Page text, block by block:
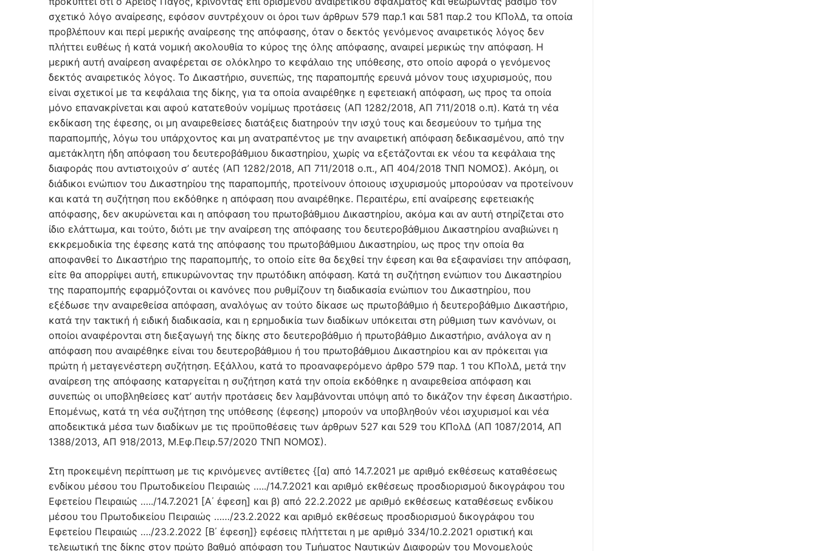
σχετικό λόγο αναίρεσης, εφόσον συντρέχουν οι όροι των άρθρων 579 παρ.1 και 581 παρ.2 του ΚΠολΔ, τα οποία
προβλέπουν και περί μερικής αναίρεσης της απόφασης, όταν ο δεκτός γενόμενος αναιρετικός λόγος δεν
πλήττει ευθέως ή κατά νομική ακολουθία το κύρος της όλης απόφασης, αναιρεί μερικώς την απόφαση. Η
μερική αυτή αναίρεση αναφέρεται σε ολόκληρο το κεφάλαιο της υπόθεσης, στο οποίο αφορά ο γενόμενος
δεκτός αναιρετικός λόγος. Το Δικαστήριο, συνεπώς, της παραπομπής ερευνά μόνον τους ισχυρισμούς, που
είναι σχετικοί με τα κεφάλαια της δίκης, για τα οποία αναιρέθηκε η εφετειακή απόφαση, ως προς τα οποία
μόνο επανακρίνεται και αφού κατατεθούν νομίμως προτάσεις (ΑΠ 1282/2018, ΑΠ 711/2018 ο.π). Κατά τη νέα
εκδίκαση της έφεσης, οι μη αναιρεθείσες διατάξεις διατηρούν την ισχύ τους και δεσμεύουν το τμήμα της
παραπομπής, λόγω του υπάρχοντος και μη ανατραπέντος με την αναιρετική απόφαση δεδικασμένου, από την
αμετάκλητη ήδη απόφαση του δευτεροβάθμιου δικαστηρίου, χωρίς να εξετάζονται εκ νέου τα κεφάλαια της
διαφοράς που αντιστοιχούν σ’ αυτές (ΑΠ 1282/2018, ΑΠ 711/2018 ο.π., ΑΠ 404/2018 ΤΝΠ ΝΟΜΟΣ). Ακόμη, οι
διάδικοι ενώπιον του Δικαστηρίου της παραπομπής, προτείνουν όποιους ισχυρισμούς μπορούσαν να προτείνουν
και κατά τη συζήτηση που εκδόθηκε η απόφαση που αναιρέθηκε. Περαιτέρω, επί αναίρεσης εφετειακής
απόφασης, δεν ακυρώνεται και η απόφαση του πρωτοβάθμιου Δικαστηρίου, ακόμα και αν αυτή στηρίζεται στο
ίδιο ελάττωμα, και τούτο, διότι με την αναίρεση της απόφασης του δευτεροβάθμιου Δικαστηρίου αναβιώνει η
εκκρεμοδικία της έφεσης κατά της απόφασης του πρωτοβάθμιου Δικαστηρίου, ως προς την οποία θα
αποφανθεί το Δικαστήριο της παραπομπής, το οποίο είτε θα δεχθεί την έφεση και θα εξαφανίσει την απόφαση,
είτε θα απορρίψει αυτή, επικυρώνοντας την πρωτόδικη απόφαση. Κατά τη συζήτηση ενώπιον του Δικαστηρίου
της παραπομπής εφαρμόζονται οι κανόνες που ρυθμίζουν τη διαδικασία ενώπιον του Δικαστηρίου, που
εξέδωσε την αναιρεθείσα απόφαση, αναλόγως αν τούτο δίκασε ως πρωτοβάθμιο ή δευτεροβάθμιο Δικαστήριο,
κατά την τακτική ή ειδική διαδικασία, και η ερημοδικία των διαδίκων υπόκειται στη ρύθμιση των κανόνων, οι
οποίοι αναφέρονται στη διεξαγωγή της δίκης στο δευτεροβάθμιο ή πρωτοβάθμιο Δικαστήριο, ανάλογα αν η
απόφαση που αναιρέθηκε είναι του δευτεροβάθμιου ή του πρωτοβάθμιου Δικαστηρίου και αν πρόκειται για
πρώτη ή μεταγενέστερη συζήτηση. Εξάλλου, κατά το προαναφερόμενο άρθρο 579 παρ. 1 του ΚΠολΔ, μετά την
αναίρεση της απόφασης καταργείται η συζήτηση κατά την οποία εκδόθηκε η αναιρεθείσα απόφαση και
συνεπώς οι υποβληθείσες κατ’ αυτήν προτάσεις δεν λαμβάνονται υπόψη από το δικάζον την έφεση Δικαστήριο.
Επομένως, κατά τη νέα συζήτηση της υπόθεσης (έφεσης) μπορούν να υποβληθούν νέοι ισχυρισμοί και νέα
αποδεικτικά μέσα των διαδίκων με τις προϋποθέσεις των άρθρων 527 και 529 του ΚΠολΔ (ΑΠ 1087/2014, ΑΠ
1388/2013, ΑΠ 918/2013, M.Εφ.Πειρ.57/2020 ΤΝΠ ΝΟΜΟΣ).
Στη προκειμένη περίπτωση με τις κρινόμενες αντίθετες {[α) από 14.7.2021 με αριθμό εκθέσεως καταθέσεως
ενδίκου μέσου του Πρωτοδικείου Πειραιώς …../14.7.2021 και αριθμό εκθέσεως προσδιορισμού δικογράφου του
Εφετείου Πειραιώς …../14.7.2021 [Α΄ έφεση] και β) από 22.2.2022 με αριθμό εκθέσεως καταθέσεως ενδίκου
μέσου του Πρωτοδικείου Πειραιώς ……/23.2.2022 και αριθμό εκθέσεως προσδιορισμού δικογράφου του
Εφετείου Πειραιώς …./23.2.2022 [Β΄ έφεση]} εφέσεις πλήττεται η με αριθμό 334/10.2.2021 οριστική και
τελειωτική της δίκης στον πρώτο βαθμό απόφαση του Τμήματος Ναυτικών Διαφορών του Μονομελούς